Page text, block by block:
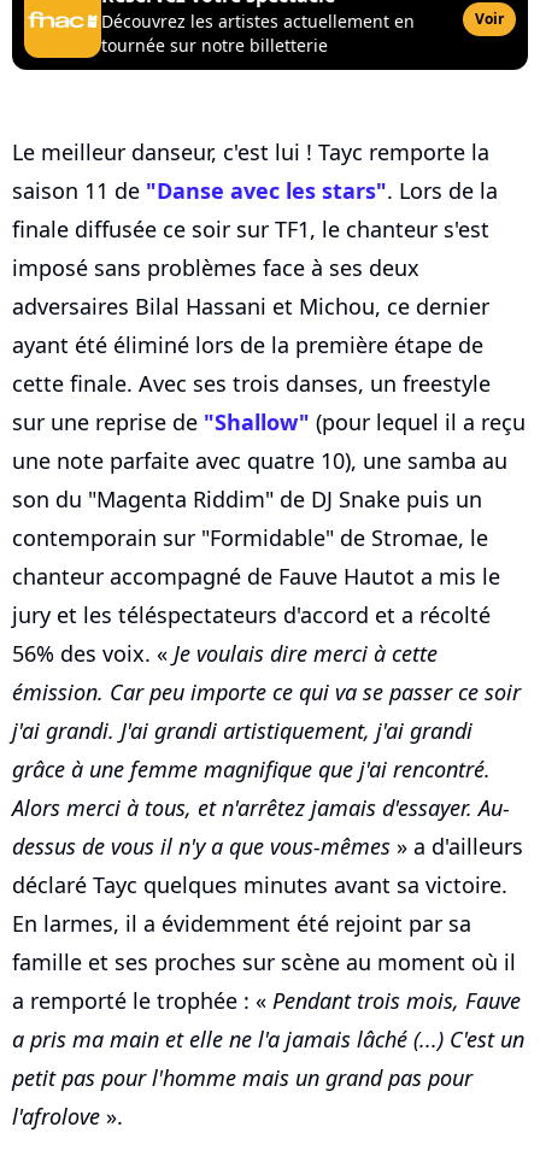
Découvrez les artistes actuellement en
tournée sur notre billetterie
Voir
Le meilleur danseur, c'est lui ! Tayc remporte la
saison 11 de "Danse avec les stars". Lors de la
finale diffusée ce soir sur TF1, le chanteur s'est
imposé sans problèmes face à ses deux
adversaires Bilal Hassani et Michou, ce dernier
ayant été éliminé lors de la première étape de
cette finale. Avec ses trois danses, un freestyle
sur une reprise de "Shallow" (pour lequel il a reçu
une note parfaite avec quatre 10), une samba au
son du "Magenta Riddim" de DJ Snake puis un
contemporain sur "Formidable" de Stromae, le
chanteur accompagné de Fauve Hautot a mis le
jury et les téléspectateurs d'accord et a récolté
56% des voix. « Je voulais dire merci à cette
émission. Car peu importe ce qui va se passer ce soir
j'ai grandi. J'ai grandi artistiquement, j'ai grandi
grâce à une femme magnifique que j'ai rencontré.
Alors merci à tous, et n'arrêtez jamais d'essayer. Au-
dessus de vous il n'y a que vous-mêmes » a d'ailleurs
déclaré Tayc quelques minutes avant sa victoire.
En larmes, il a évidemment été rejoint par sa
famille et ses proches sur scène au moment où il
a remporté le trophée : « Pendant trois mois, Fauve
a pris ma main et elle ne l'a jamais lâché (...) C'est un
petit pas pour l'homme mais un grand pas pour
l'afrolove ».